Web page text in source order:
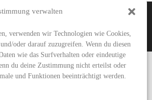
verwalten
verwenden wir Technologien wie Cookies,
oder darauf zuzugreifen. Wenn du diesen
wie das Surfverhalten oder eindeutige
du deine Zustimmung nicht erteilst oder
und Funktionen beeinträchtigt werden.